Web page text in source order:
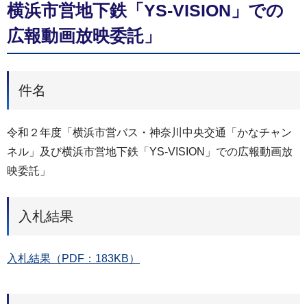
横浜市営地下鉄「YS-VISION」での
広報動画放映委託」
件名
令和２年度「横浜市営バス・神奈川中央交通「かなチャン
ネル」及び横浜市営地下鉄「YS-VISION」での広報動画放
映委託」
入札結果
入札結果（PDF：183KB）